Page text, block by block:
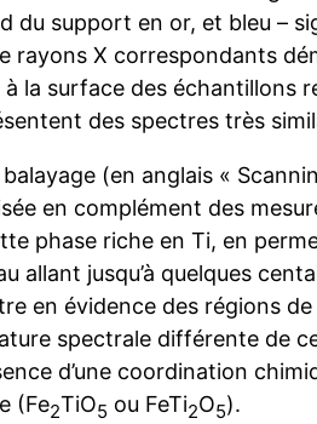
du support en or, et bleu –
rayons X correspondants
la surface des échantillons
des spectres très
(en anglais «
en complément des
phase riche en Ti, en
allant jusqu’à quelques
en évidence des régions de
spectrale différente de
d’une coordination
(Fe2TiO5 ou FeTi2O5).